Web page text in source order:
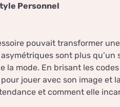
Personnel
pouvait transformer
sont plus qu’un
la mode. En brisant les codes
jouer avec son image et
et comment elle